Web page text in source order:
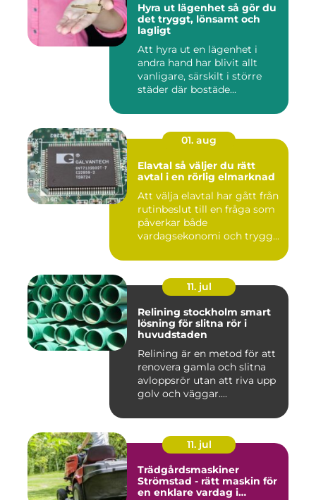
Hyra ut lägenhet så gör du
det tryggt, lönsamt och
lagligt
Att hyra ut en lägenhet i
andra hand har blivit allt
vanligare, särskilt i större
städer där bostäde...
01. aug
Elavtal så väljer du rätt
avtal i en rörlig elmarknad
Att välja elavtal har gått från
rutinbeslut till en fråga som
påverkar både
vardagsekonomi och trygg...
11. jul
Relining stockholm smart
lösning för slitna rör i
huvudstaden
Relining är en metod för att
renovera gamla och slitna
avloppsrör utan att riva upp
golv och väggar....
11. jul
Trädgårdsmaskiner
Strömstad - rätt maskin för
en enklare vardag i